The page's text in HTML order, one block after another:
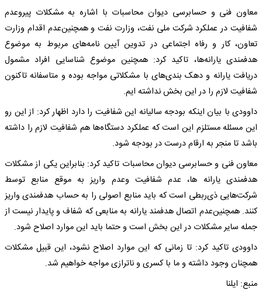
معاون فنی و حسابرسی دیوان محاسبات با اشاره به مشکلات پیروعدم
شفافیت در عملکرد شرکت ملی نفت، وزارت نفت و همچنین‌عدم اقدام وزارت
تعاون، کار و رفاه اجتماعی در تدوین آیین نامه‌های مربوط به موضوع
هدفمندی یارانه‌ها، تاکید کرد: همچنین موضوع شناسایی افراد مشمول
دریافت یارانه و دهک‌ بندی‌های با مشکلاتی مواجه بوده و متاسفانه تاکنون
شفافیت لازم را در این بخش نداشته ایم.
داوودی با بیان اینکه بودجه سالیانه این شفافیت را دارد اظهار کرد: از این رو
این مسئله مستلزم این است که عملکرد دستگاه‌ها هم شفافیت لازم را داشته
باشد تا منجر به ارقام درست در بودجه شود.
معاون فنی و حسابرسی دیوان محاسبات تاکید کرد: بنابراین یکی از مشکلات
هدفمندی یارانه ها، عدم شفافیت وعدم واریز به موقع منابع توسط
شرکت‌هایی ذی‌ربطی است که باید منابع اصولی را به حساب هدفمندی واریز
کنند. همچنین‌عدم اتصال هدفمند یارانه به منابعی که شفاف و پایدار نیست از
جمله سایر مشکلات در این بخش است و حتما باید این موارد اصلاح شود.
داوودی تاکید کرد: تا زمانی که این موارد اصلاح نشود، این قبیل مشکلات
همچنان وجود داشته و ما با کسری و ناترازی مواجه خواهیم شد.
منبع: ایلنا